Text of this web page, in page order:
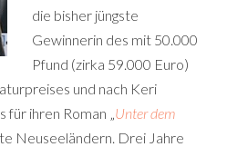
die bisher jüngste
Gewinnerin des mit 50.000
Pfund (zirka 59.000 Euro)
und nach Keri
ihren Roman „ Unter dem
Neuseeländern. Drei Jahre